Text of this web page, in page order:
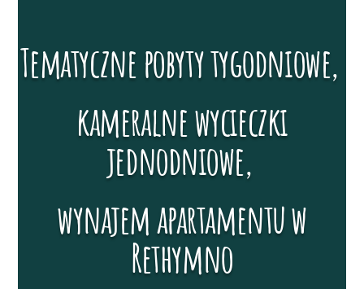
Tematyczne pobyty tygodniowe,
kameralne wycieczki
jednodniowe,
wynajem apartamentu w
Rethymno